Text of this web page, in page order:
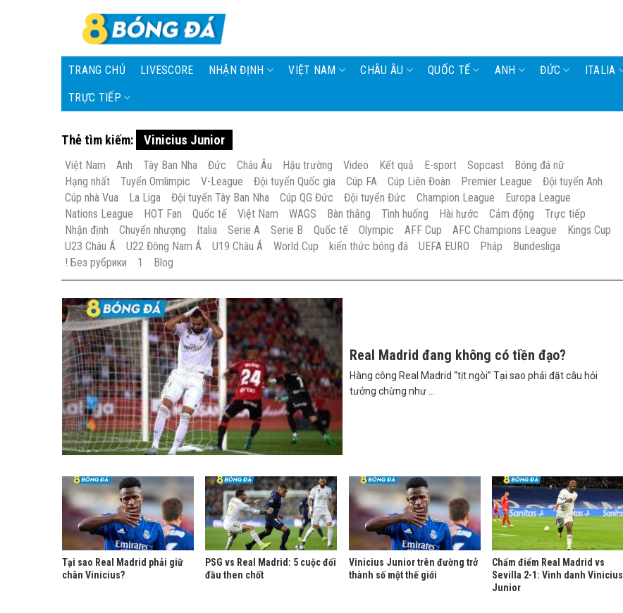
content
TRANG CHỦ
LIVESCORE NHẬN ĐỊNH VIỆT NAM CHÂU ÂU QUỐC TẾ ANH ĐỨC ITALIA
TRỰC TIẾP
Thẻ tìm kiếm: Vinicius Junior
Việt Nam Anh Tây Ban Nha Đức Châu Âu Hậu trường Video Kết quả E-sport Sopcast
Bóng đá nữ
Hạng nhất
Tuyển Omlimpic V-League Đội tuyển Quốc gia Cúp FA Cúp Liên Đoàn Premier League
Đội tuyển Anh
Cúp nhà Vua
La Liga Đội tuyển Tây Ban Nha Cúp QG Đức Đội tuyển Đức Champion League
Europa League
Nations League
HOT Fan Quốc tế Việt Nam WAGS Bàn thắng Tình huống Hài hước Cảm động
Trực tiếp
Nhận định
Chuyển nhượng Italia Serie A Serie B Quốc tế Olympic AFF Cup AFC Champions League
Kings Cup
U23 Châu Á
U22 Đông Nam Á U19 Châu Á World Cup kiến thức bóng đá UEFA EURO Pháp
Bundesliga
! Без рубрики
1 Blog
Real Madrid đang không có tiền đạo?
Hàng công Real Madrid “tịt ngòi” Tại sao phải đặt câu hỏi
tưởng chừng như ...
Tại sao Real Madrid phải giữ
chân Vinicius?
PSG vs Real Madrid: 5 cuộc đối
đầu then chốt
Vinicius Junior trên đường trở
thành số một thế giới
Chấm điểm Real Madrid vs
Sevilla 2-1: Vinh danh Vinicius
Junior